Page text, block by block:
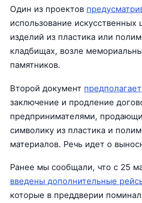
Один из проектов
использование искусственных
изделий из пластика или
кладбищах, возле
памятников.
Второй документ предполагает
заключение и продление
предпринимателями,
символику из пластика и
материалов. Речь идет о
Ранее мы сообщали, что с 25
введены дополнительные
которые в преддверии